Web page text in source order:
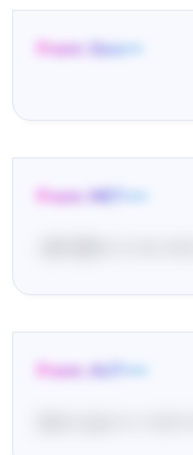
From: Goo•••
From: MET••••
From: AUT••••